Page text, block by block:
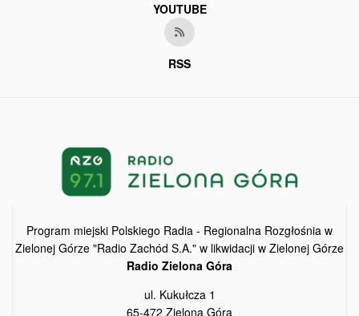
YOUTUBE
RSS
Program miejski Polskiego Radia - Regionalna Rozgłośnia w
Zielonej Górze "Radio Zachód S.A." w likwidacji w Zielonej Górze
Radio Zielona Góra
ul. Kukułcza 1
65-472 Zielona Góra